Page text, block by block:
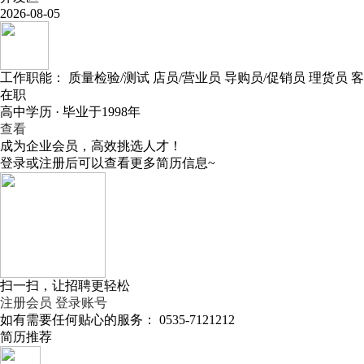
2026-08-05
工作职能： 质量检验/测试 店员/营业员 导购员/促销员 理货员
在职
高中学历 · 毕业于1998年
查看
成为企业会员，高效挑选人才！
登录或注册后可以查看更多简历信息~
扫一扫，让招聘更轻松
注册会员 登录账号
如有需要任何贴心的服务：
0535-7121212
简历推荐